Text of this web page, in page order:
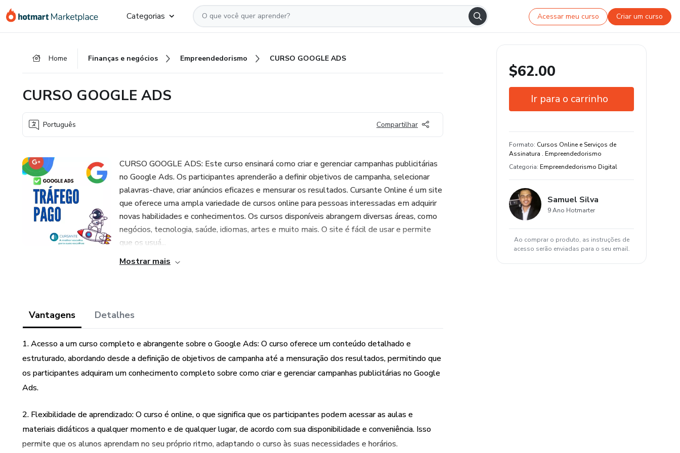
para
para
para
Categorias Acessar meu curso Criar um curso
Home Finanças e negócios Empreendedorismo CURSO GOOGLE ADS
CURSO GOOGLE ADS
Português Compartilhar
CURSO GOOGLE ADS: Este curso ensinará como criar e gerenciar campanhas publicitárias
no Google Ads. Os participantes aprenderão a definir objetivos de campanha, selecionar
palavras-chave, criar anúncios eficazes e mensurar os resultados. Cursante Online é um site
que oferece uma ampla variedade de cursos online para pessoas interessadas em adquirir
novas habilidades e conhecimentos. Os cursos disponíveis abrangem diversas áreas, como
negócios, tecnologia, saúde, idiomas, artes e muito mais. O site é fácil de usar e permite
que os usuá...
Mostrar mais
Vantagens Detalhes
1. Acesso a um curso completo e abrangente sobre o Google Ads: O curso oferece um conteúdo detalhado e
estruturado, abordando desde a definição de objetivos de campanha até a mensuração dos resultados, permitindo que
os participantes adquiram um conhecimento completo sobre como criar e gerenciar campanhas publicitárias no Google
Ads.
2. Flexibilidade de aprendizado: O curso é online, o que significa que os participantes podem acessar as aulas e
materiais didáticos a qualquer momento e de qualquer lugar, de acordo com sua disponibilidade e conveniência. Isso
permite que os alunos aprendam no seu próprio ritmo, adaptando o curso às suas necessidades e horários.
$62.00
Ir para o carrinho
Formato: Cursos Online e Serviços de
Assinatura . Empreendedorismo
Categoria: Empreendedorismo Digital
Samuel Silva
9 Ano Hotmarter
Ao comprar o produto, as instruções de
acesso serão enviadas para o seu email.